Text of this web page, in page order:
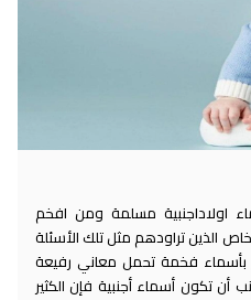
اولاداجنبية مسلمة ومن افخم
الذين تراودهم مثل تلك الأسئلة
بأسماء فخمة تحمل معاني رفيعة
أن تكون أسماء أجنبية فإن الكثير